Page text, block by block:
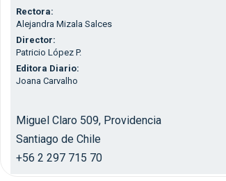
Rectora:
Alejandra Mizala Salces
Director:
Patricio López P.
Editora Diario:
Joana Carvalho
Miguel Claro 509, Providencia
Santiago de Chile
+56 2 297 715 70